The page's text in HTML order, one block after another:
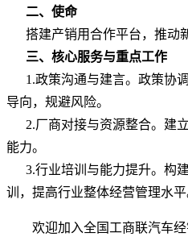
二、使命
搭建产销用合作平台，推动
三、核心服务与重点工作
1.政策沟通与建言。政策协调
导向，规避风险。
2.厂商对接与资源整合。建立
能力。
3.行业培训与能力提升。构建
训，提高行业整体经营管理水平
欢迎加入全国工商联汽车